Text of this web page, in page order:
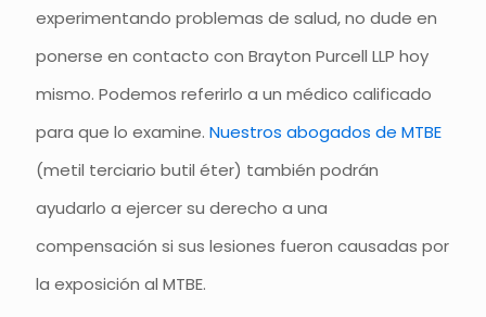
experimentando problemas de salud, no dude en
ponerse en contacto con Brayton Purcell LLP hoy
mismo. Podemos referirlo a un médico calificado
para que lo examine. Nuestros abogados de MTBE
(metil terciario butil éter) también podrán
ayudarlo a ejercer su derecho a una
compensación si sus lesiones fueron causadas por
la exposición al MTBE.